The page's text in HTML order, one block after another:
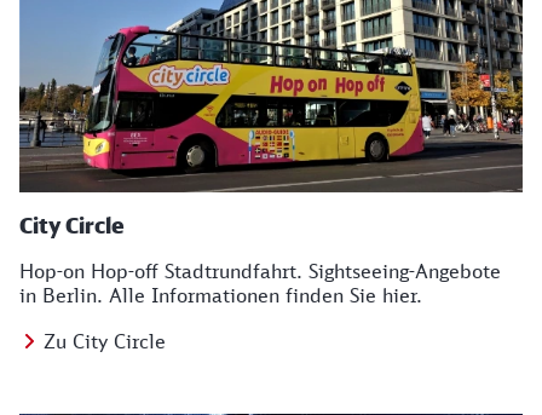
City Circle
Hop-on Hop-off Stadtrundfahrt. Sightseeing-Angebote
in Berlin. Alle Informationen finden Sie hier.
Zu City Circle